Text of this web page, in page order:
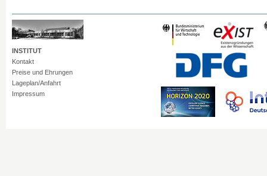
INSTITUT
Kontakt
Preise und Ehrungen
Lageplan/Anfahrt
Impressum